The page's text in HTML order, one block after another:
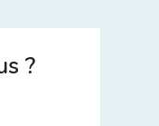
?